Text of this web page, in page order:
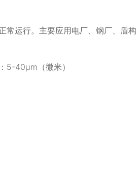
运行。主要应用电厂、钢厂、盾
5-40μm（微米）